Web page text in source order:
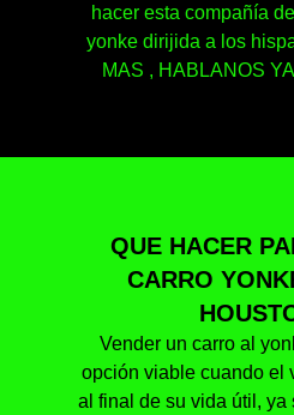
hacer esta compañía
yonke dirijida a los
MAS , HABLANOS
QUE HACER
CARRO
Vender un carro al
opción viable cuando el
al final de su vida útil,